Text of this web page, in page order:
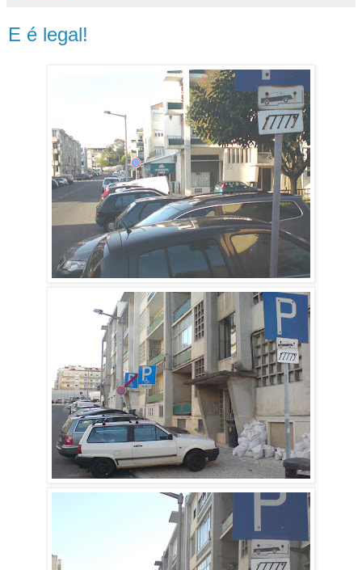
E é legal!